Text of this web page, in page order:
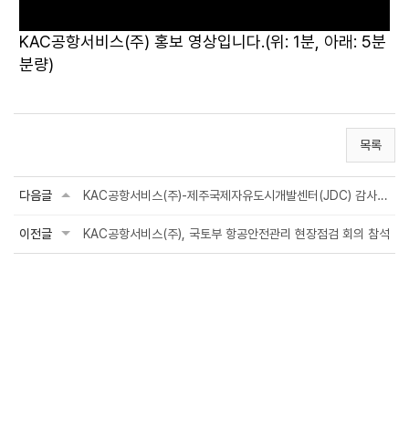
KAC공항서비스(주) 홍보 영상입니다.(위: 1분, 아래: 5분
분량)
목록
다음글 KAC공항서비스(주)-제주국제자유도시개발센터(JDC) 감사 업무협약 체결
이전글 KAC공항서비스(주), 국토부 항공안전관리 현장점검 회의 참석